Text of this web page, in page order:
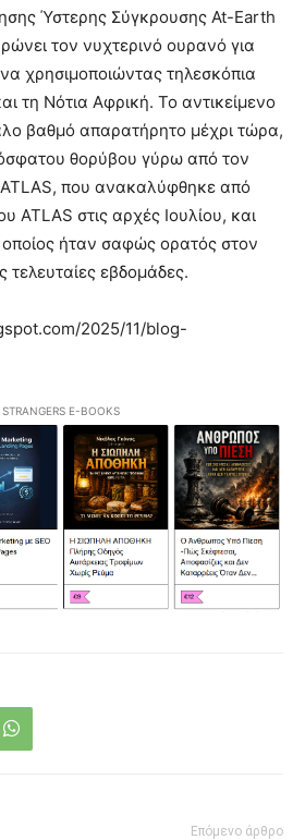
Ύστερης Σύγκρουσης At-Earth
τον νυχτερινό ουρανό για
χρησιμοποιώντας τηλεσκόπια
τη Νότια Αφρική. Το αντικείμενο
βαθμό απαρατήρητο μέχρι τώρα,
θορύβου γύρω από τον
ATLAS, που ανακαλύφθηκε από
ATLAS στις αρχές Ιουλίου, και
ήταν σαφώς ορατός στον
τελευταίες εβδομάδες.
2025/11/blog-
STRANGERS E-BOOKS
Επόμενο άρθρο